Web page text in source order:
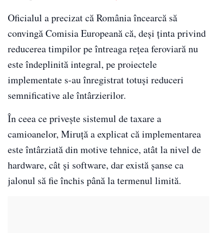
Oficialul a precizat că România încearcă să
convingă Comisia Europeană că, deși ținta privind
reducerea timpilor pe întreaga rețea feroviară nu
este îndeplinită integral, pe proiectele
implementate s-au înregistrat totuși reduceri
semnificative ale întârzierilor.
În ceea ce privește sistemul de taxare a
camioanelor, Miruță a explicat că implementarea
este întârziată din motive tehnice, atât la nivel de
hardware, cât și software, dar există șanse ca
jalonul să fie închis până la termenul limită.